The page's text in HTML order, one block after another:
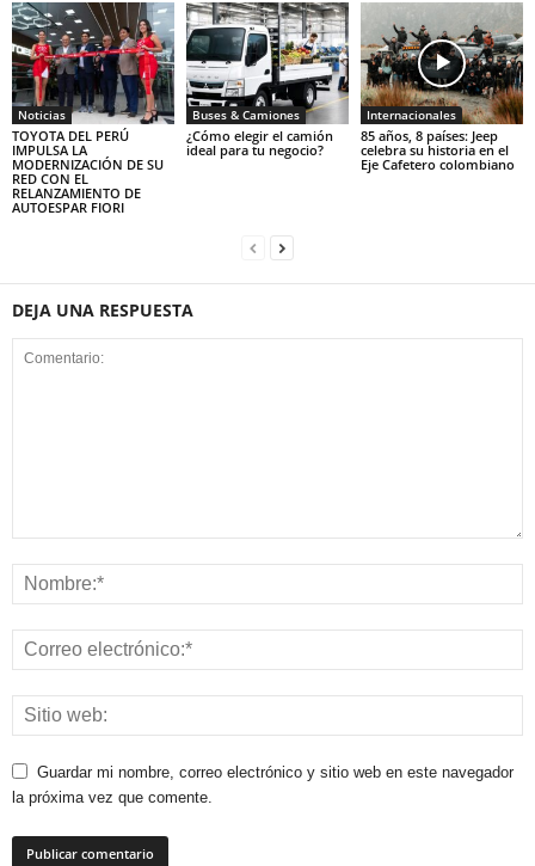
Noticias
TOYOTA DEL PERÚ
IMPULSA LA
MODERNIZACIÓN DE SU
RED CON EL
RELANZAMIENTO DE
AUTOESPAR FIORI
Buses & Camiones
¿Cómo elegir el camión
ideal para tu negocio?
Internacionales
85 años, 8 países: Jeep
celebra su historia en el
Eje Cafetero colombiano
DEJA UNA RESPUESTA
Guardar mi nombre, correo electrónico y sitio web en este navegador
la próxima vez que comente.